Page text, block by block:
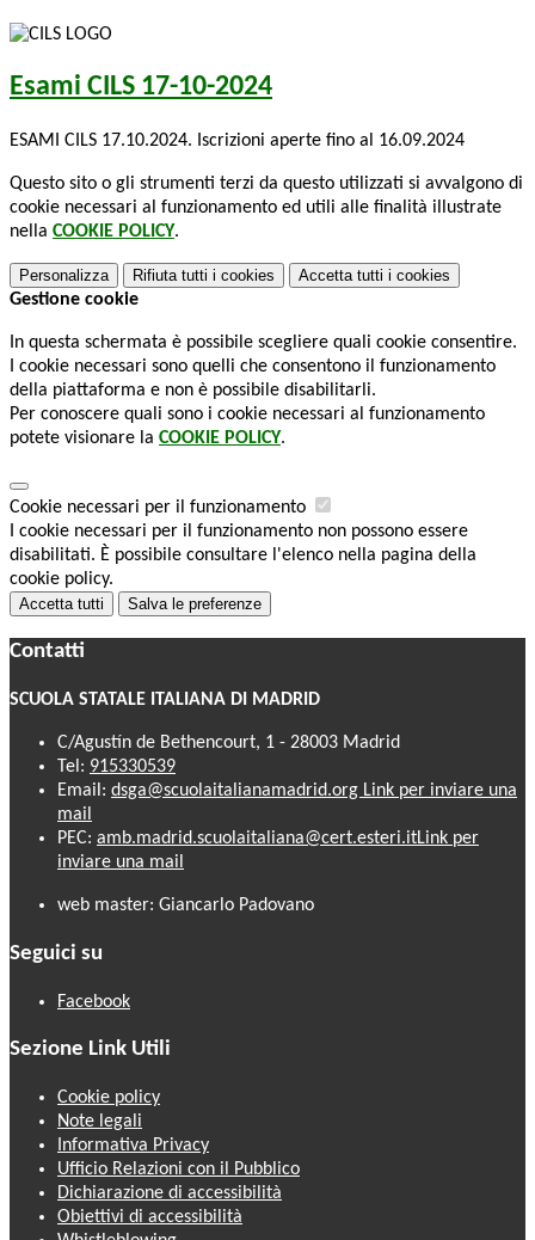
Esami CILS 17-10-2024
ESAMI CILS 17.10.2024. Iscrizioni aperte fino al 16.09.2024
Questo sito o gli strumenti terzi da questo utilizzati si avvalgono di
cookie necessari al funzionamento ed utili alle finalità illustrate
nella COOKIE POLICY.
Personalizza Rifiuta tutti i cookies Accetta tutti i cookies
Gestione cookie
In questa schermata è possibile scegliere quali cookie consentire.
I cookie necessari sono quelli che consentono il funzionamento
della piattaforma e non è possibile disabilitarli.
Per conoscere quali sono i cookie necessari al funzionamento
potete visionare la COOKIE POLICY.
Cookie necessari per il funzionamento
I cookie necessari per il funzionamento non possono essere
disabilitati. È possibile consultare l'elenco nella pagina della
cookie policy.
Accetta tutti Salva le preferenze
Contatti
SCUOLA STATALE ITALIANA DI MADRID
C/Agustín de Bethencourt, 1 - 28003 Madrid
Tel: 915330539
Email: dsga@scuolaitalianamadrid.org Link per inviare una
mail
PEC: amb.madrid.scuolaitaliana@cert.esteri.itLink per
inviare una mail
web master: Giancarlo Padovano
Seguici su
Facebook
Sezione Link Utili
Cookie policy
Note legali
Informativa Privacy
Ufficio Relazioni con il Pubblico
Dichiarazione di accessibilità
Obiettivi di accessibilità